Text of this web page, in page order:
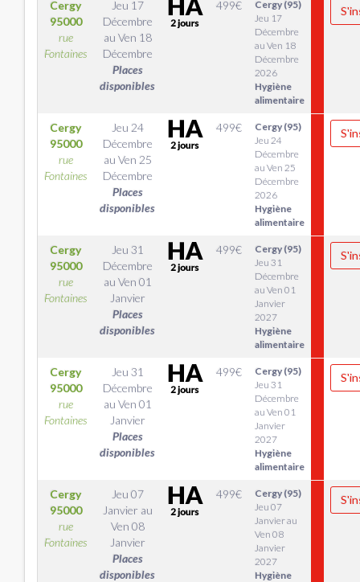
Cergy
95000
rue
Fontaines
Jeu 17
Décembre
au Ven 18
Décembre
Places
disponibles
499€
Cergy (95)
Jeu 17
Décembre
au Ven 18
Décembre
2026
Hygiène
alimentaire
Cergy
95000
rue
Fontaines
Jeu 24
Décembre
au Ven 25
Décembre
Places
disponibles
499€
Cergy (95)
Jeu 24
Décembre
au Ven 25
Décembre
2026
Hygiène
alimentaire
Cergy
95000
rue
Fontaines
Jeu 31
Décembre
au Ven 01
Janvier
Places
disponibles
499€
Cergy (95)
Jeu 31
Décembre
au Ven 01
Janvier
2027
Hygiène
alimentaire
Cergy
95000
rue
Fontaines
Jeu 31
Décembre
au Ven 01
Janvier
Places
disponibles
499€
Cergy (95)
Jeu 31
Décembre
au Ven 01
Janvier
2027
Hygiène
alimentaire
Cergy
95000
rue
Fontaines
Jeu 07
Janvier au
Ven 08
Janvier
Places
disponibles
499€
Cergy (95)
Jeu 07
Janvier au
Ven 08
Janvier
2027
Hygiène